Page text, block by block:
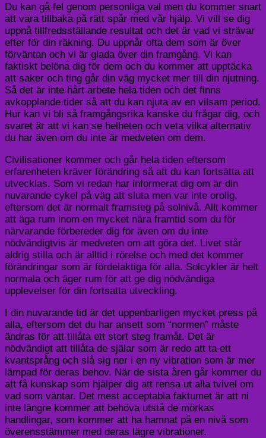
Du kan gå fel genom personliga val men du kommer snart
att vara tillbaka på rätt spår med vår hjälp. Vi vill se dig
uppnå tillfredsställande resultat och det är vad vi strävar
efter för din räkning. Du uppnår ofta dem som är över
förväntan och vi är glada över din framgång. Vi kan
faktiskt belöna dig för dem och du kommer att upptäcka
att saker och ting går din väg mycket mer till din njutning.
Så det är inte hårt arbete hela tiden och det finns
avkopplande tider så att du kan njuta av en vilsam period.
Hur kan vi bli så framgångsrika kanske du frågar dig, och
svaret är att vi kan se helheten och veta vilka alternativ
du har även om du inte är medveten om dem.
Civilisationer kommer och går hela tiden eftersom
erfarenheten kräver förändring så att du kan fortsätta att
utvecklas. Som vi redan har informerat dig om är din
nuvarande cykel på väg att sluta men var inte orolig,
eftersom det är normalt framsteg på solnivå. Allt kommer
att äga rum inom en mycket nära framtid som du för
närvarande förbereder dig för även om du inte
nödvändigtvis är medveten om att göra det. Livet står
aldrig stilla och är alltid i rörelse och med det kommer
förändringar som är fördelaktiga för alla. Solcykler är helt
normala och äger rum för att ge dig nödvändiga
upplevelser för din fortsatta utveckling.
I din nuvarande tid är det uppenbarligen mycket press på
alla, eftersom det du har ansett som “normen” måste
ändras för att tillåta ett stort steg framåt. Det är
nödvändigt att tillåta de själar som är redo att ta ett
kvantsprång och slå sig ner i en ny vibration som är mer
lämpad för deras behov. När de sista åren går kommer du
att få kunskap som hjälper dig att rensa ut alla tvivel om
vad som väntar. Det mest acceptabla faktumet är att ni
inte längre kommer att behöva utstå de mörkas
handlingar, som kommer att ha hamnat på en nivå som
överensstämmer med deras lägre vibrationer.